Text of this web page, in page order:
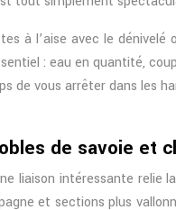
à l’aise avec le dénivelé
: eau en quantité,
de vous arrêter dans les
de savoie et
liaison intéressante
et sections plus